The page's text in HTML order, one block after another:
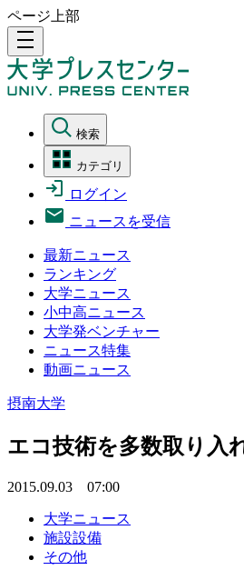
ページ上部
density_medium
検索
カテゴリ
ログイン
ニュースを受信
最新ニュース
ランキング
大学ニュース
小中高ニュース
大学発ベンチャー
ニュース特集
動画ニュース
摂南大学
エコ技術を多数取り入
2015.09.03 07:00
大学ニュース
施設設備
その他